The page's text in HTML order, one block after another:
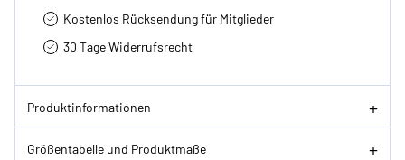
Kostenlos Rücksendung für Mitglieder
30 Tage Widerrufsrecht
Produktinformationen
Größentabelle und Produktmaße